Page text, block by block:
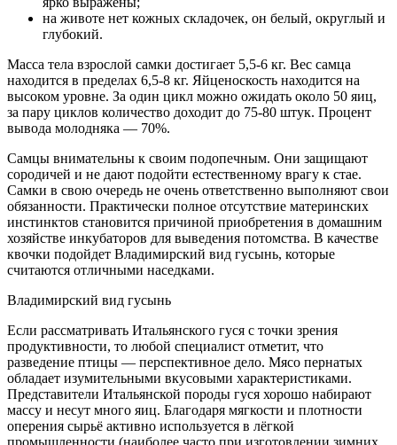
на животе нет кожных складочек, он белый, округлый и
глубокий.
Масса тела взрослой самки достигает 5,5-6 кг. Вес самца
находится в пределах 6,5-8 кг. Яйценоскость находится на
высоком уровне. За один цикл можно ожидать около 50 яиц,
за пару циклов количество доходит до 75-80 штук. Процент
вывода молодняка — 70%.
Самцы внимательны к своим подопечным. Они защищают
сородичей и не дают подойти естественному врагу к стае.
Самки в свою очередь не очень ответственно выполняют свои
обязанности. Практически полное отсутствие материнских
инстинктов становится причиной приобретения в домашним
хозяйстве инкубаторов для выведения потомства. В качестве
квочки подойдет Владимирский вид гусынь, которые
считаются отличными наседками.
Владимирский вид гусынь
Если рассматривать Итальянского гуся с точки зрения
продуктивности, то любой специалист отметит, что
разведение птицы — перспективное дело. Мясо пернатых
обладает изумительными вкусовыми характеристиками.
Представители Итальянской породы гуся хорошо набирают
массу и несут много яиц. Благодаря мягкости и плотности
оперения сырьё активно используется в лёгкой